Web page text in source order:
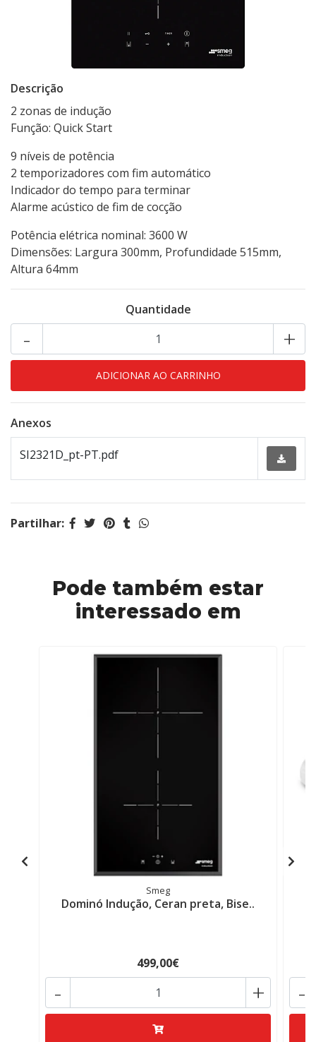
Descrição
2 zonas de indução
Função: Quick Start
9 níveis de potência
2 temporizadores com fim automático
Indicador do tempo para terminar
Alarme acústico de fim de cocção
Potência elétrica nominal: 3600 W
Dimensões: Largura 300mm, Profundidade 515mm,
Altura 64mm
Quantidade
+
-
Anexos
SI2321D_pt-PT.pdf
Partilhar:
Pode também estar
interessado em
Smeg
Dominó Indução, Ceran preta, Bise..
499,00€
+
- -